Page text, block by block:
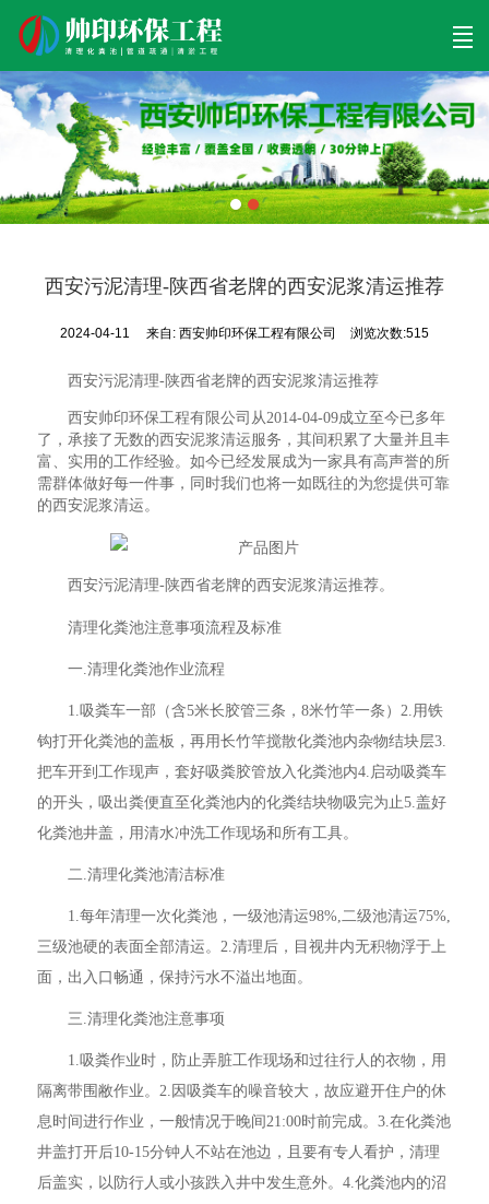
首页 清理工程 清淤工程 污泥工程 清淤检测
西安污泥清理-陕西省老牌的西安泥浆清运推荐
2024-04-11 来自:西安帅印环保工程有限公司 浏览次数:515
西安污泥清理-陕西省老牌的西安泥浆清运推荐
西安帅印环保工程有限公司从2014-04-09成立至今已多年
了，承接了无数的西安泥浆清运服务，其间积累了大量并且丰
富、实用的工作经验。如今已经发展成为一家具有高声誉的所
需群体做好每一件事，同时我们也将一如既往的为您提供可靠
的西安泥浆清运。
西安污泥清理-陕西省老牌的西安泥浆清运推荐。
清理化粪池注意事项流程及标准
一.清理化粪池作业流程
1.吸粪车一部（含5米长胶管三条，8米竹竿一条）2.用铁
钩打开化粪池的盖板，再用长竹竿搅散化粪池内杂物结块层3.
把车开到工作现声，套好吸粪胶管放入化粪池内4.启动吸粪车
的开头，吸出粪便直至化粪池内的化粪结块物吸完为止5.盖好
化粪池井盖，用清水冲洗工作现场和所有工具。
二.清理化粪池清洁标准
1.每年清理一次化粪池，一级池清运98%,二级池清运75%,
三级池硬的表面全部清运。2.清理后，目视井内无积物浮于上
面，出入口畅通，保持污水不溢出地面。
三.清理化粪池注意事项
1.吸粪作业时，防止弄脏工作现场和过往行人的衣物，用
隔离带围敝作业。2.因吸粪车的噪音较大，故应避开住户的休
息时间进行作业，一般情况于晚间21:00时前完成。3.在化粪池
井盖打开后10-15分钟人不站在池边，且要有专人看护，清理
后盖实，以防行人或小孩跌入井中发生意外。4.化粪池内的沼